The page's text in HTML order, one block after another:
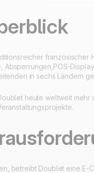
Absperrungen,POS-
in sechs Ländern
heute weltweit
betreibt Doublet eine E-